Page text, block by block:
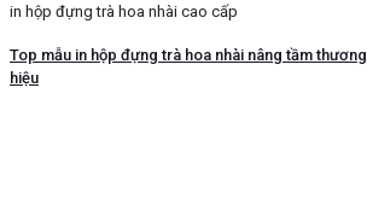
in hộp đựng trà hoa nhài cao cấp
Top mẫu in hộp đựng trà hoa nhài nâng tầm thương
hiệu